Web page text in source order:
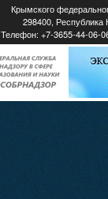
Крымского
298400, Республика
Телефон: +7-3655-44-06-